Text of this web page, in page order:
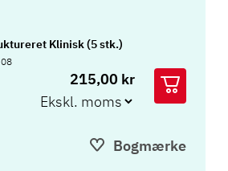
Klinisk (5 stk.)
215,00 kr
Bogmærke